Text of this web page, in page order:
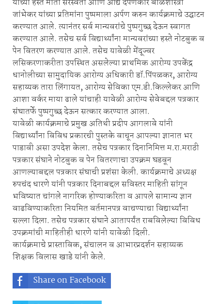
यांच्या हस्ते माता सरस्वती आणि आद्य दर्पणकार बाळशास्त्री
जांभेकर यांच्या प्रतिमांना पुष्पमाला अर्पण करुन कार्यक्रमाचे उद्घाटन
करण्यात आले. त्यानंतर सर्व मान्यवरांचे पुष्पगुच्छ देऊन स्वागत
करण्यात आले. तसेच सर्व विद्यार्थ्यांना मान्यवरांच्या हस्ते नोटबुक व
पेन वितरण करण्यात आले. तसेच यावेळी मेंदूज्वर
लसिकरणाकरीता उपस्थित असलेल्या प्राथमिक आरोग्य उपकेंद्र
धानोलीच्या सामुदायिक आरोग्य अधिकारी डॉ.पिंपळकर, आरोग्य
सहाय्यक तारा लिंगायत, आरोग्य सेविका एम.डी.किल्लेकर आणि
आशा वर्कर माया ढाले यांचाही यावेळी आरोग्य सेवेबद्दल पत्रकार
संघातर्फे पुष्पगुच्छ देऊन सत्कार करण्यात आला.
यावेळी कार्यक्रमाचे प्रमुख अतिथी प्रदीप आगलावे यांनी
विद्यार्थ्यांना विविध प्रकारची पुस्तके वाचून आपल्या ज्ञानात भर
पाडावी असा उपदेश केला. तसेच पत्रकार दिनानिमित्त म.रा.मराठी
पत्रकार संघाने नोटबुक व पेन वितरणाचा उपक्रम घडवून
आणल्याबद्दल पत्रकार संघाची प्रशंसा केली. कार्यक्रमाचे अध्यक्ष
रुपचंद धारणे यांनी पत्रकार दिनाबद्दल सविस्तर माहिती सांगून
भविष्यात चांगले नागरिक होण्याकरिता व आपले सामान्य ज्ञान
वाढविण्याकरिता नियमित वर्तमानपत्र वाचण्याचा विद्यार्थ्यांना
सल्ला दिला. तसेच पत्रकार संघाने आतापर्यंत राबविलेल्या विविध
उपक्रमांची माहितीही धारणे यांनी यावेळी दिली.
कार्यक्रमाचे प्रास्ताविक, संचालन व आभारप्रदर्शन सहाय्यक
शिक्षक विलास खाडे यांनी केले.
Share on Facebook